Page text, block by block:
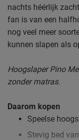
nachts héérlijk
fan is van een
nog veel meer
kunnen slapen als
Hoogslaper Pino
zonder matras.
Daarom kopen
Speelse
Stevig bed